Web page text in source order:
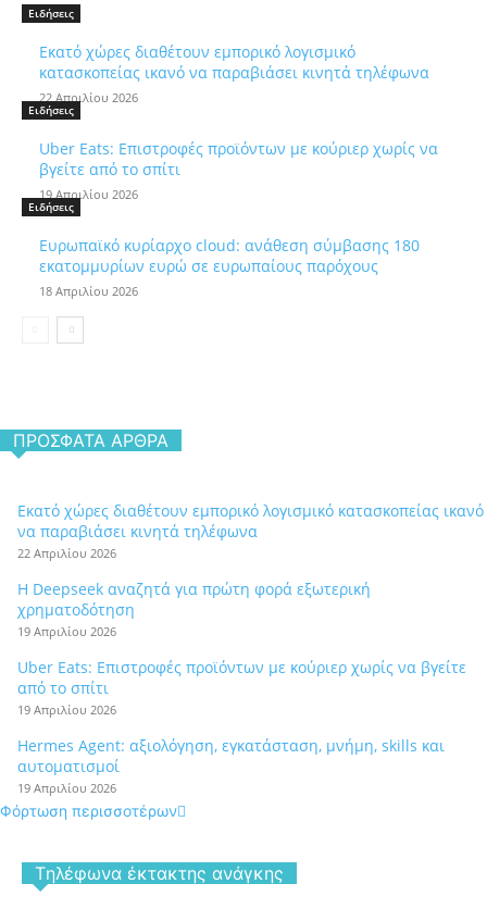
Ειδήσεις
Εκατό χώρες διαθέτουν εμπορικό λογισμικό
κατασκοπείας ικανό να παραβιάσει κινητά τηλέφωνα
22 Απριλίου 2026
Ειδήσεις
Uber Eats: Επιστροφές προϊόντων με κούριερ χωρίς να
βγείτε από το σπίτι
19 Απριλίου 2026
Ειδήσεις
Ευρωπαϊκό κυρίαρχο cloud: ανάθεση σύμβασης 180
εκατομμυρίων ευρώ σε ευρωπαίους παρόχους
18 Απριλίου 2026
ΠΡΌΣΦΑΤΑ ΆΡΘΡΑ
Εκατό χώρες διαθέτουν εμπορικό λογισμικό κατασκοπείας ικανό
να παραβιάσει κινητά τηλέφωνα
22 Απριλίου 2026
Η Deepseek αναζητά για πρώτη φορά εξωτερική
χρηματοδότηση
19 Απριλίου 2026
Uber Eats: Επιστροφές προϊόντων με κούριερ χωρίς να βγείτε
από το σπίτι
19 Απριλίου 2026
Hermes Agent: αξιολόγηση, εγκατάσταση, μνήμη, skills και
αυτοματισμοί
19 Απριλίου 2026
Φόρτωση περισσοτέρων
Tηλέφωνα έκτακτης ανάγκης